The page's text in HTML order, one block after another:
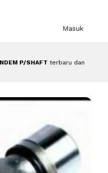
Masuk
P/SHAFT terbaru dan